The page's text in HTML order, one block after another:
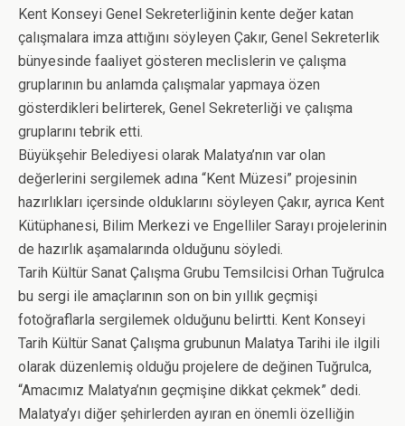
Kent Konseyi Genel Sekreterliğinin kente değer katan
çalışmalara imza attığını söyleyen Çakır, Genel Sekreterlik
bünyesinde faaliyet gösteren meclislerin ve çalışma
gruplarının bu anlamda çalışmalar yapmaya özen
gösterdikleri belirterek, Genel Sekreterliği ve çalışma
gruplarını tebrik etti.
Büyükşehir Belediyesi olarak Malatya’nın var olan
değerlerini sergilemek adına “Kent Müzesi” projesinin
hazırlıkları içersinde olduklarını söyleyen Çakır, ayrıca Kent
Kütüphanesi, Bilim Merkezi ve Engelliler Sarayı projelerinin
de hazırlık aşamalarında olduğunu söyledi.
Tarih Kültür Sanat Çalışma Grubu Temsilcisi Orhan Tuğrulca
bu sergi ile amaçlarının son on bin yıllık geçmişi
fotoğraflarla sergilemek olduğunu belirtti. Kent Konseyi
Tarih Kültür Sanat Çalışma grubunun Malatya Tarihi ile ilgili
olarak düzenlemiş olduğu projelere de değinen Tuğrulca,
“Amacımız Malatya’nın geçmişine dikkat çekmek” dedi.
Malatya’yı diğer şehirlerden ayıran en önemli özelliğin